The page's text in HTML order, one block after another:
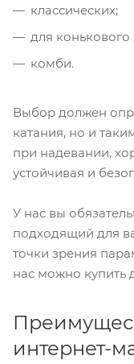
классических;
для конькового
комби.
Выбор должен
катания, но и
при надевании,
устойчивая и
У нас вы
подходящий для
точки зрения
нас можно купить
интернет-